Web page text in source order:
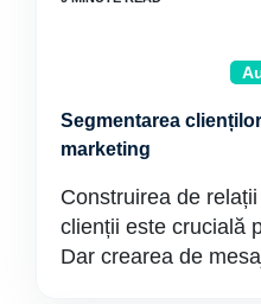
Segmentarea
marketing
Construirea de
clienții este crucială
Dar crearea de